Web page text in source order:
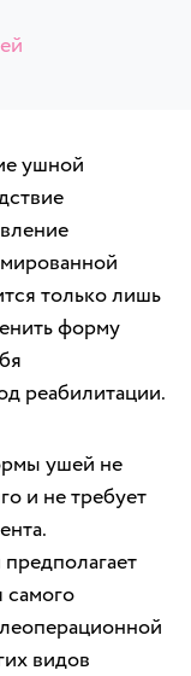
ушной
только лишь
форму
реабилитации.
ушей не
и не требует
видов